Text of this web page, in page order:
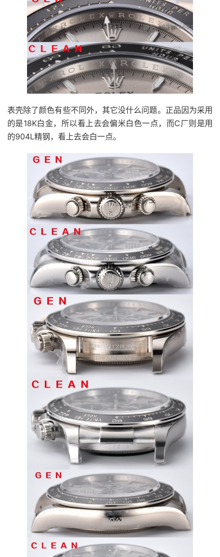
表壳除了颜色有些不同外，其它没什么问题。正品因为采用
的是18K白金，所以看上去会偏米白色一点，而C厂则是用
的904L精钢，看上去会白一点。